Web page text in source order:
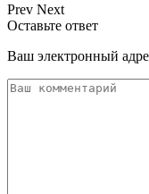
Prev Next
Оставьте ответ
Ваш электронный